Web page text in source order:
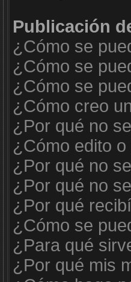
Publicación
¿Cómo se
¿Cómo se
¿Cómo se
¿Cómo creo
¿Por qué no
¿Cómo edito
¿Por qué no
¿Por qué no
¿Por qué
¿Cómo se
¿Para qué
¿Por qué mis